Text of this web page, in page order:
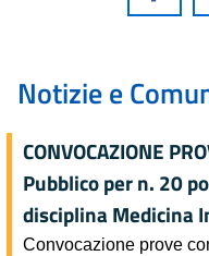
Notizie e
CONVOCAZIONE
Pubblico per n. 20
disciplina Medicina
Convocazione prove